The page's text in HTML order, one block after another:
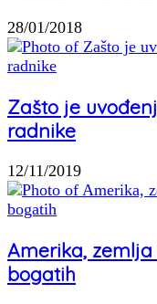
28/01/2018
Zašto je
radnike
12/11/2019
Amerika, zemlja
bogatih